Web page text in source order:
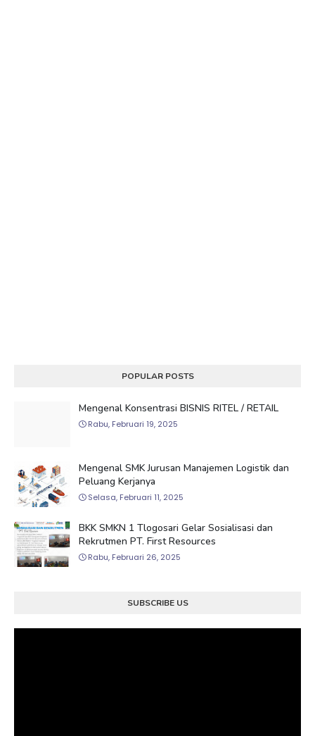
POPULAR POSTS
Mengenal Konsentrasi BISNIS RITEL / RETAIL
Rabu, Februari 19, 2025
Mengenal SMK Jurusan Manajemen Logistik dan
Peluang Kerjanya
Selasa, Februari 11, 2025
BKK SMKN 1 Tlogosari Gelar Sosialisasi dan
Rekrutmen PT. First Resources
Rabu, Februari 26, 2025
SUBSCRIBE US